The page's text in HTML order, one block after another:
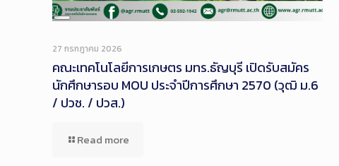
Long
27 กรกฎาคม 2026
คณะเทคโนโลยีการเกษตร มทร.ธัญบุรี เปิดรับสมัคร
นักศึกษารอบ MOU ประจำปีการศึกษา 2570 (วุฒิ ม.6
/ ปวช. / ปวส.)
Read more